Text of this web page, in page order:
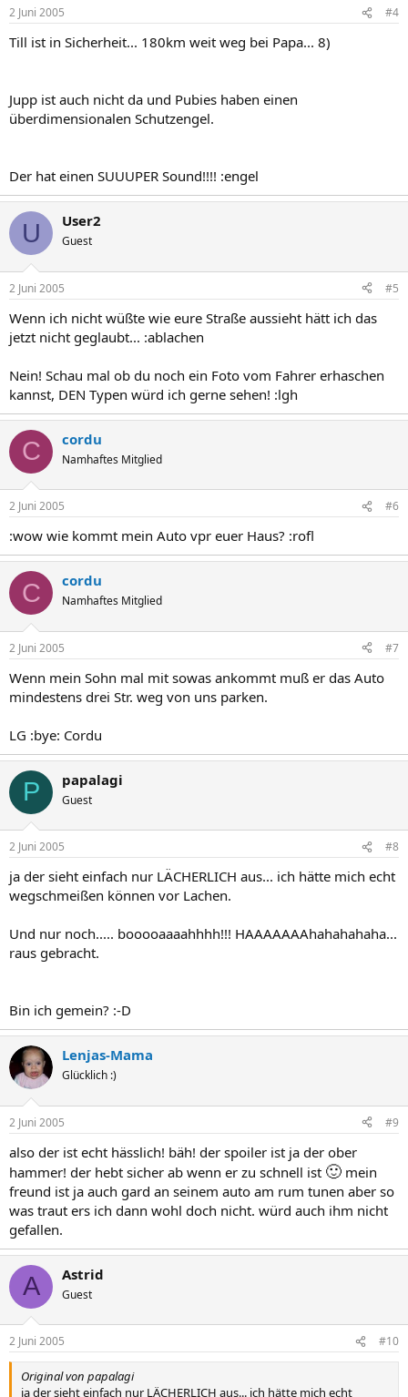
2 Juni 2005 #4
Till ist in Sicherheit... 180km weit weg bei Papa... 8)
Jupp ist auch nicht da und Pubies haben einen
überdimensionalen Schutzengel.
Der hat einen SUUUPER Sound!!!! :engel
U User2
Guest
2 Juni 2005 #5
Wenn ich nicht wüßte wie eure Straße aussieht hätt ich das
jetzt nicht geglaubt... :ablachen
Nein! Schau mal ob du noch ein Foto vom Fahrer erhaschen
kannst, DEN Typen würd ich gerne sehen! :lgh
C cordu
Namhaftes Mitglied
2 Juni 2005 #6
:wow wie kommt mein Auto vpr euer Haus? :rofl
C cordu
Namhaftes Mitglied
2 Juni 2005 #7
Wenn mein Sohn mal mit sowas ankommt muß er das Auto
mindestens drei Str. weg von uns parken.
LG :bye: Cordu
P papalagi
Guest
2 Juni 2005 #8
ja der sieht einfach nur LÄCHERLICH aus... ich hätte mich echt
wegschmeißen können vor Lachen.
Und nur noch..... booooaaaahhhh!!! HAAAAAAAhahahahaha...
raus gebracht.
Bin ich gemein? :-D
Lenjas-Mama
Glücklich :)
2 Juni 2005 #9
also der ist echt hässlich! bäh! der spoiler ist ja der ober
hammer! der hebt sicher ab wenn er zu schnell ist 🙂 mein
freund ist ja auch gard an seinem auto am rum tunen aber so
was traut ers ich dann wohl doch nicht. würd auch ihm nicht
gefallen.
A Astrid
Guest
2 Juni 2005 #10
Original von papalagi
ja der sieht einfach nur LÄCHERLICH aus... ich hätte mich echt